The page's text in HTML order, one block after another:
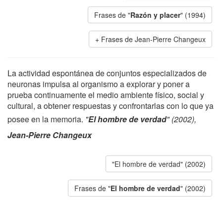
Frases de "Razón y placer" (1994)
Frases de Jean-Pierre Changeux
La actividad espontánea de conjuntos especializados de
neuronas impulsa al organismo a explorar y poner a
prueba continuamente el medio ambiente físico, social y
cultural, a obtener respuestas y confrontarlas con lo que ya
posee en la memoria. "El hombre de verdad" (2002),
Jean-Pierre Changeux
"El hombre de verdad" (2002)
Frases de "El hombre de verdad" (2002)